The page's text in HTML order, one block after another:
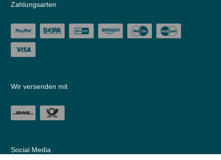
Zahlungsarten
Wir versenden mit
Social Media